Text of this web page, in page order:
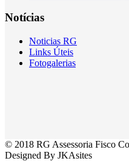
Notícias
Noticias RG
Links Úteis
Fotogalerias
© 2018 RG Assessoria Fisco
Designed By JKAsites